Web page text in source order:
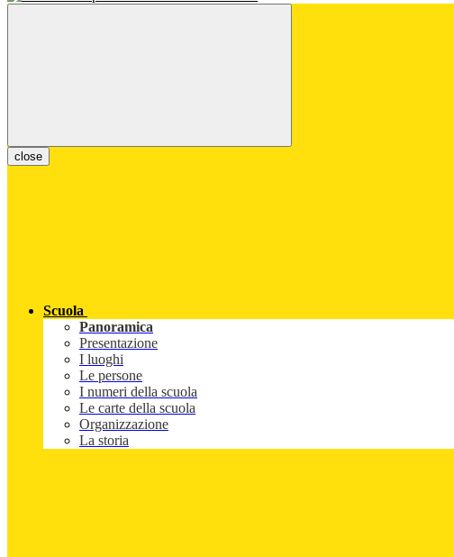
close
Scuola
Panoramica
Presentazione
I luoghi
Le persone
I numeri della scuola
Le carte della scuola
Organizzazione
La storia